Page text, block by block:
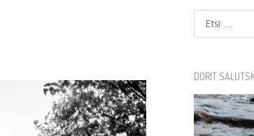
Etsi
DORIT